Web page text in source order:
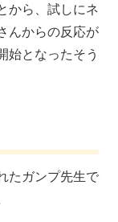
から、試しにネ
んからの反応が
始となったそう
たガンプ先生で